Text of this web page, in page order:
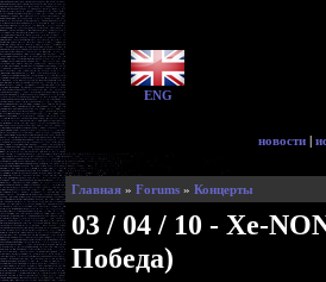
ENG
новости |
Главная » Forums » Концерты
03 / 04 / 10 - Xe-
Победа)